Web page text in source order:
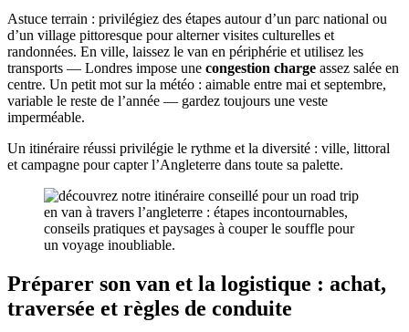
Astuce terrain : privilégiez des étapes autour d’un parc national ou
d’un village pittoresque pour alterner visites culturelles et
randonnées. En ville, laissez le van en périphérie et utilisez les
transports — Londres impose une congestion charge assez salée en
centre. Un petit mot sur la météo : aimable entre mai et septembre,
variable le reste de l’année — gardez toujours une veste
imperméable.
Un itinéraire réussi privilégie le rythme et la diversité : ville, littoral
et campagne pour capter l’Angleterre dans toute sa palette.
Préparer son van et la logistique : achat,
traversée et règles de conduite